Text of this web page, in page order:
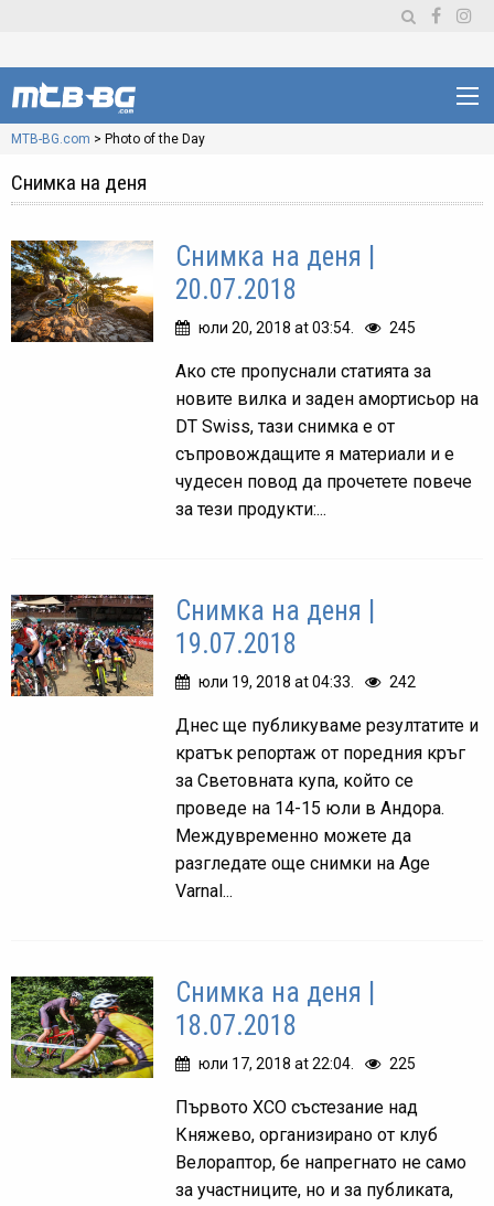
MTB-BG.com > Photo of the Day
Снимка на деня
Снимка на деня |
20.07.2018
юли 20, 2018 at 03:54. 245
Ако сте пропуснали статията за
новите вилка и заден амортисьор на
DT Swiss, тази снимка е от
съпровождащите я материали и е
чудесен повод да прочетете повече
за тези продукти:...
Снимка на деня |
19.07.2018
юли 19, 2018 at 04:33. 242
Днес ще публикуваме резултатите и
кратък репортаж от поредния кръг
за Световната купа, който се
проведе на 14-15 юли в Андора.
Междувременно можете да
разгледате още снимки на Age
Varnal...
Снимка на деня |
18.07.2018
юли 17, 2018 at 22:04. 225
Първото ХСО състезание над
Княжево, организирано от клуб
Велораптор, бе напрегнато не само
за участниците, но и за публиката,